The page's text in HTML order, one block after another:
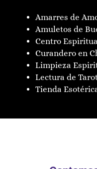
Amarres de
Amuletos de
Centro
Curandero en
Limpieza
Lectura de
Tienda